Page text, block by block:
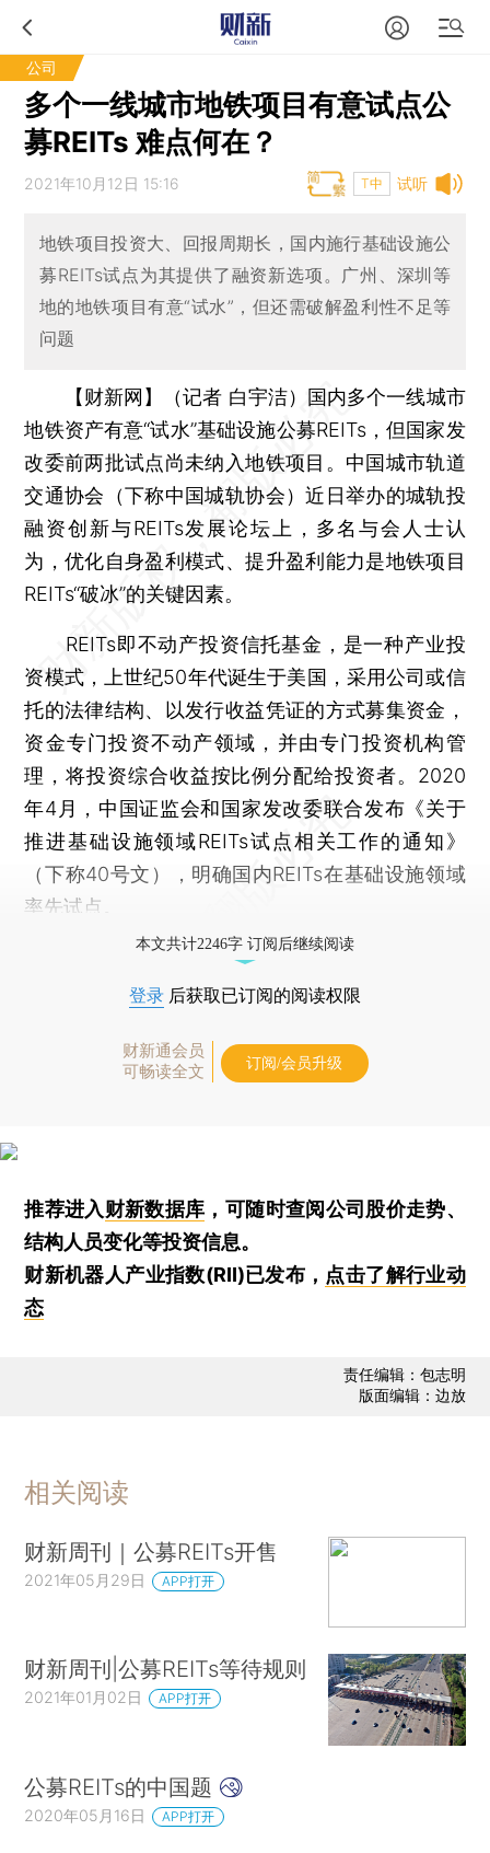
公司
多个一线城市地铁项目有意试点公
募REITs 难点何在？
试听
2021年10月12日 15:16 T中
地铁项目投资大、回报周期长，国内施行基础设施公
募REITs试点为其提供了融资新选项。广州、深圳等
地的地铁项目有意“试水”，但还需破解盈利性不足等
问题
【财新网】（记者 白宇洁） 国内多个一线城市
地铁资产有意“试水”基础设施公募REITs，但国家发
改委前两批试点尚未纳入地铁项目。中国城市轨道
交通协会（下称中国城轨协会）近日举办的城轨投
融资创新与REITs发展论坛上，多名与会人士认
为，优化自身盈利模式、提升盈利能力是地铁项目
REITs“破冰”的关键因素。
REITs即不动产投资信托基金，是一种产业投
资模式，上世纪50年代诞生于美国，采用公司或信
托的法律结构、以发行收益凭证的方式募集资金，
资金专门投资不动产领域，并由专门投资机构管
理，将投资综合收益按比例分配给投资者。2020
年4月，中国证监会和国家发改委联合发布《关于
推进基础设施领域REITs试点相关工作的通知》
（下称40号文），明确国内REITs在基础设施领域
率先试点。
本文共计2246字 订阅后继续阅读
登录 后获取已订阅的阅读权限
财新通会员
可畅读全文
订阅/会员升级
推荐进入财新数据库 ，可随时查阅公司股价走势、
结构人员变化等投资信息。
财新机器人产业指数(RII)已发布， 点击了解行业动
态
责任编辑：包志明
版面编辑：边放
相关阅读
财新周刊｜公募REITs开售
2021年05月29日 APP打开
财新周刊|公募REITs等待规则
2021年01月02日 APP打开
公募REITs的中国题
2020年05月16日 APP打开